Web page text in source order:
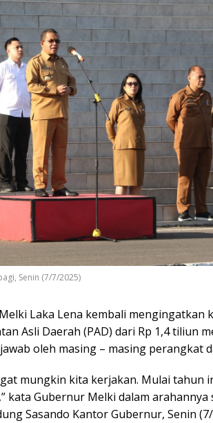
Senin (7/7/2025)
Laka Lena kembali mengingatkan
Asli Daerah (PAD) dari Rp 1,4 tiliun
oleh masing – masing perangkat
mungkin kita kerjakan. Mulai tahun
kata Gubernur Melki dalam arahannya
Sasando Kantor Gubernur, Senin